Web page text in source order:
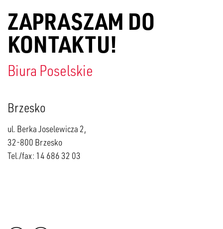
ZAPRASZAM DO
KONTAKTU!
Biura Poselskie
Brzesko
ul. Berka Joselewicza 2,
32-800 Brzesko
Tel./fax: 14 686 32 03